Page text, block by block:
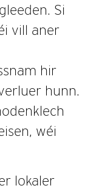
Si
vill aner
hir
hunn.
wéi
lokaler